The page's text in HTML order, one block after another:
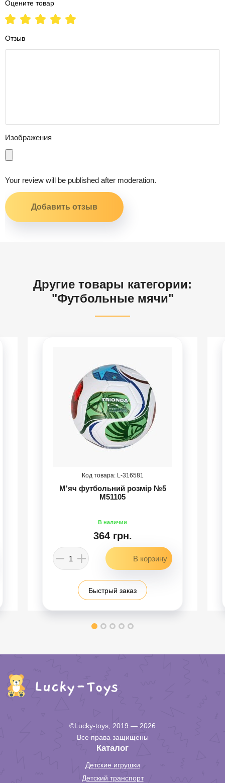
Оцените товар
Отзыв
Изображения
Your review will be published after moderation.
Другие товары категории:
"Футбольные мячи"
316581
М'яч футбольний розмір №5
M51105
364 грн.
Быстрый заказ
©Lucky-toys, 2019 — 2026
Все права защищены
Каталог
Детские игрушки
Детский транспорт